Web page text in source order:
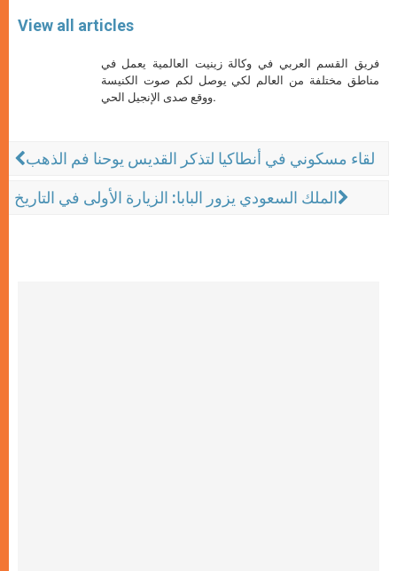
View all articles
فريق القسم العربي في وكالة زينيت العالمية يعمل في
مناطق مختلفة من العالم لكي يوصل لكم صوت الكنيسة
ووقع صدى الإنجيل الحي.
لقاء مسكوني في أنطاكيا لتذكر القديس يوحنا فم الذهب
الملك السعودي يزور البابا: الزيارة الأولى في التاريخ